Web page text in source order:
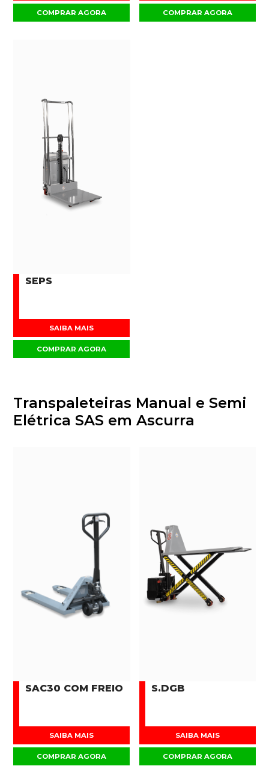
COMPRAR AGORA COMPRAR AGORA
SEPS
SAIBA MAIS
COMPRAR AGORA
Transpaleteiras Manual e Semi
Elétrica SAS em Ascurra
SAC30 COM FREIO
SAIBA MAIS
COMPRAR AGORA
S.DGB
SAIBA MAIS
COMPRAR AGORA